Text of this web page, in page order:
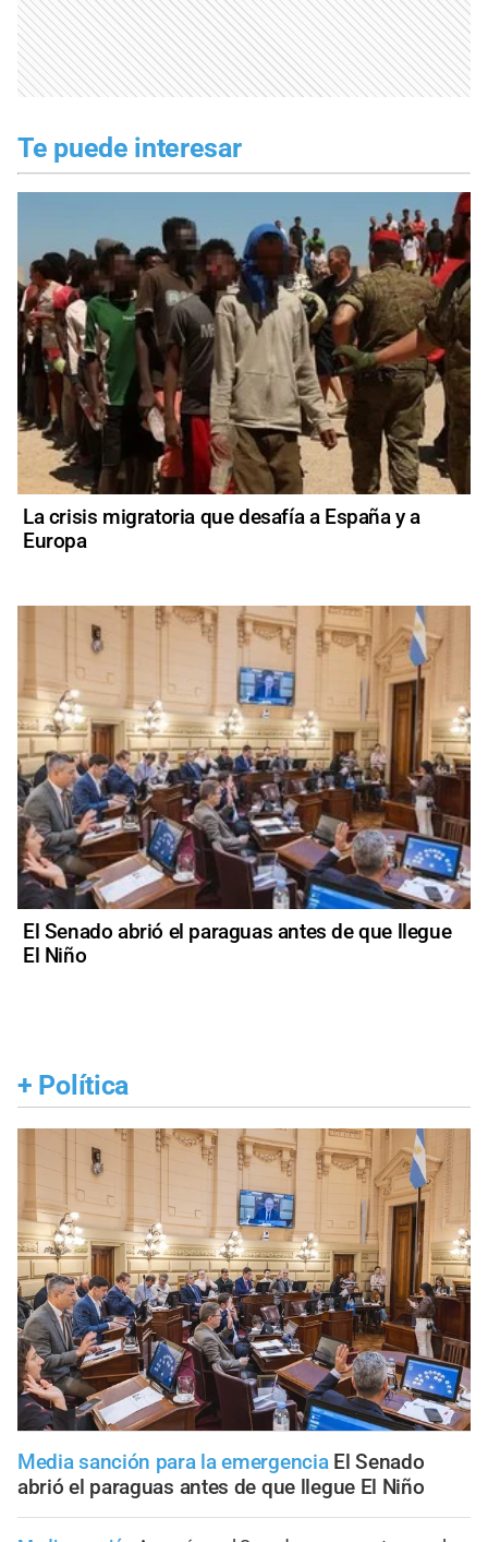
Te puede interesar
La crisis migratoria que desafía a España y a
Europa
El Senado abrió el paraguas antes de que llegue
El Niño
+ Política
Media sanción para la emergencia El Senado
abrió el paraguas antes de que llegue El Niño